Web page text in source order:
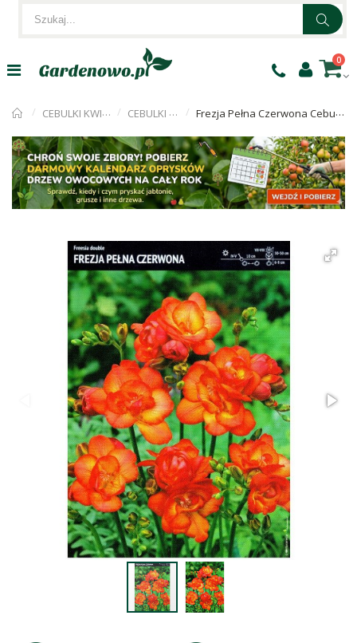
0
CEBULKI KWIATÓW CEBULKI FREZJI Frezja Pełna Czerwona Cebulka 10szt.